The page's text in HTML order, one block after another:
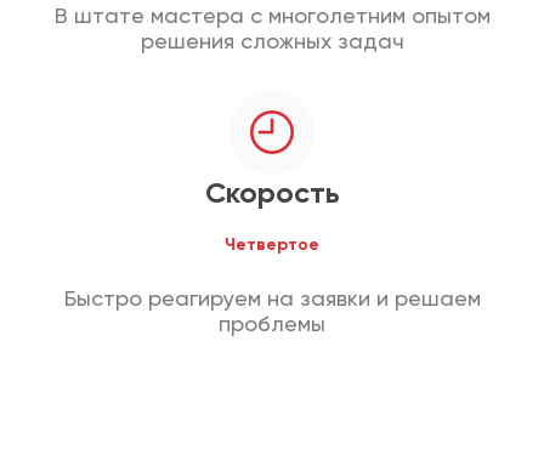
В штате мастера с многолетним опытом
решения сложных задач
Скорость
Четвертое
Быстро реагируем на заявки и решаем
проблемы